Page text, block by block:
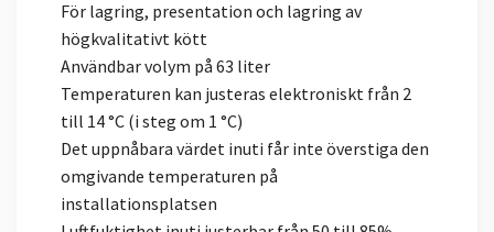
För lagring, presentation och lagring av
högkvalitativt kött
Användbar volym på 63 liter
Temperaturen kan justeras elektroniskt från 2
till 14 °C (i steg om 1 °C)
Det uppnåbara värdet inuti får inte överstiga den
omgivande temperaturen på
installationsplatsen